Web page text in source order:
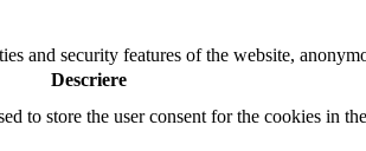
and security features of the website,
Descriere
to store the user consent for the cookies in